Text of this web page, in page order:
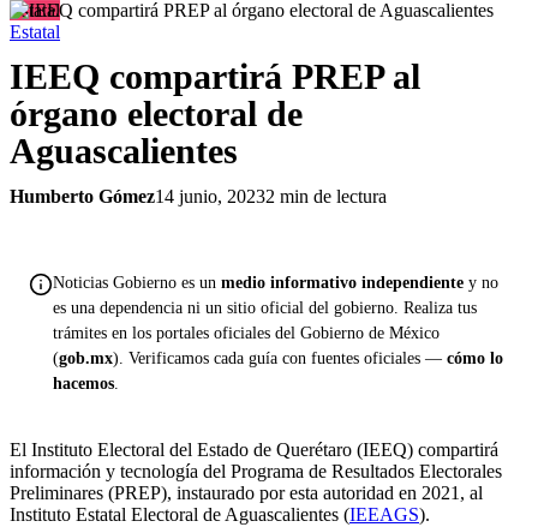
Estatal
Estatal
IEEQ compartirá PREP al
órgano electoral de
Aguascalientes
Humberto Gómez14 junio, 20232 min de lectura
Noticias Gobierno es un medio informativo independiente y no
es una dependencia ni un sitio oficial del gobierno. Realiza tus
trámites en los portales oficiales del Gobierno de México
(gob.mx). Verificamos cada guía con fuentes oficiales — cómo lo
hacemos.
El Instituto Electoral del Estado de Querétaro (IEEQ) compartirá
información y tecnología del Programa de Resultados Electorales
Preliminares (PREP), instaurado por esta autoridad en 2021, al
Instituto Estatal Electoral de Aguascalientes (IEEAGS).